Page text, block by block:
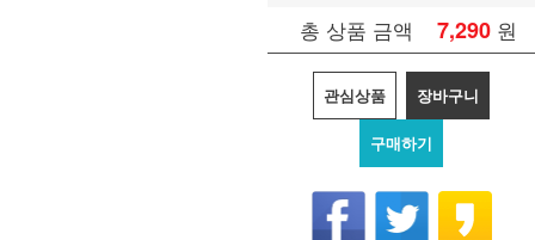
총 상품 금액 7,290 원
관심상품 장바구니
구매하기